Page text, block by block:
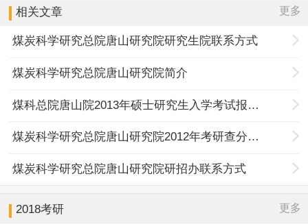
相关文章 更多
煤炭科学研究总院唐山研究院研究生院联系方式
煤炭科学研究总院唐山研究院简介
煤科总院唐山院2013年硕士研究生入学考试报名须知
煤炭科学研究总院唐山研究院2012年考研查分信息
煤炭科学研究总院唐山研究院研招办联系方式
2018考研 更多